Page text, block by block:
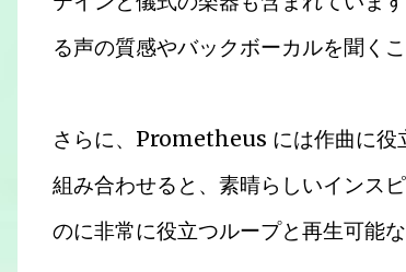
る声の質感やバックボーカルを聞くこ
さらに、Prometheus には作曲に役
組み合わせると、素晴らしいインス
のに非常に役立つループと再生可能